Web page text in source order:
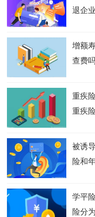
退企
增额
查费
重疾
重疾
被诱
险和
学平
险分